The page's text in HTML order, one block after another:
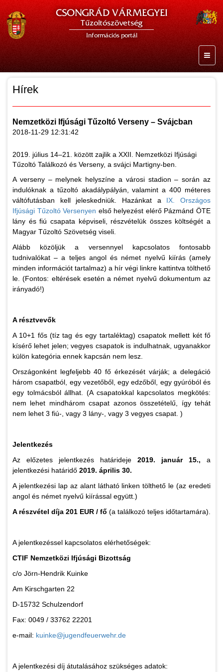
CSONGRÁD VÁRMEGYEI
Tűzoltószövetség
Információs portál
Hírek
Nemzetközi Ifjúsági Tűzoltó Verseny – Svájcban
2018-11-29 12:31:42
2019. július 14–21. között zajlik a XXII. Nemzetközi Ifjúsági
Tűzoltó Találkozó és Verseny, a svájci Martigny-ben.
A verseny – melynek helyszíne a városi stadion – során az
indulóknak a tűzoltó akadálypályán, valamint a 400 méteres
váltófutásban kell jeleskedniük. Hazánkat a IX. Országos
Ifjúsági Tűzoltó Versenyen első helyezést elérő Pázmánd ÖTE
lány és fiú csapata képviseli, részvételük összes költségét a
Magyar Tűzoltó Szövetség viseli.
Alább közöljük a versennyel kapcsolatos fontosabb
tudnivalókat – a teljes angol és német nyelvű kiírás (amely
minden információt tartalmaz) a hír végi linkre kattintva tölthető
le. (Fontos: eltérések esetén a német nyelvű dokumentum az
irányadó!)
A résztvevők
A 10+1 fős (tíz tag és egy tartaléktag) csapatok mellett két fő
kísérő lehet jelen; vegyes csapatok is indulhatnak, ugyanakkor
külön kategória ennek kapcsán nem lesz.
Országonként legfeljebb 40 fő érkezését várják; a delegáció
három csapatból, egy vezetőből, egy edzőből, egy gyúróból és
egy tolmácsból állhat. (A csapatokkal kapcsolatos megkötés:
nem lehet mindhárom csapat azonos összetételű, így tehát
nem lehet 3 fiú-, vagy 3 lány-, vagy 3 vegyes csapat. )
Jelentkezés
Az előzetes jelentkezés határideje 2019. január 15., a
jelentkezési határidő 2019. április 30.
A jelentkezési lap az alant látható linken tölthető le (az eredeti
angol és német nyelvű kiírással együtt.)
A részvétel díja 201 EUR / fő (a találkozó teljes időtartamára).
A jelentkezéssel kapcsolatos elérhetőségek:
CTIF Nemzetközi Ifjúsági Bizottság
c/o Jörn-Hendrik Kuinke
Am Kirschgarten 22
D-15732 Schulzendorf
Fax: 0049 / 33762 22201
e-mail: kuinke@jugendfeuerwehr.de
A jelentkezési díj átutalásához szükséges adatok: